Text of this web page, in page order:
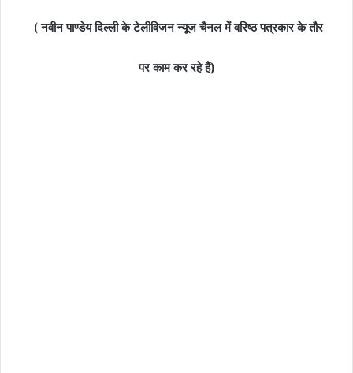
(नवीन पाण्डेय दिल्ली के टेलीविजन न्यूज चैनल में वरिष्ठ पत्रकार के तौर
पर काम कर रहे हैं)